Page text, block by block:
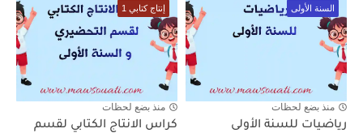
السنة الأولى
منذ بضع لحظات
رياضيات للسنة الأولى
إنتاج كتابي 1
منذ بضع لحظات
كراس الانتاج الكتابي لقسم